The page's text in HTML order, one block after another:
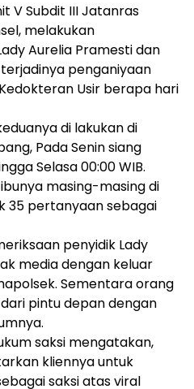
V Subdit III Jatanras
melakukan
Aurelia Pramesti dan
terjadinya penganiyaan
Usir berapa hari
di lakukan di
Pada Senin siang
Selasa 00:00 WIB.
masing-masing di
35 pertanyaan sebagai
penyidik Lady
media dengan keluar
Sementara orang
pintu depan dengan
saksi mengatakan,
kliennya untuk
saksi atas viral